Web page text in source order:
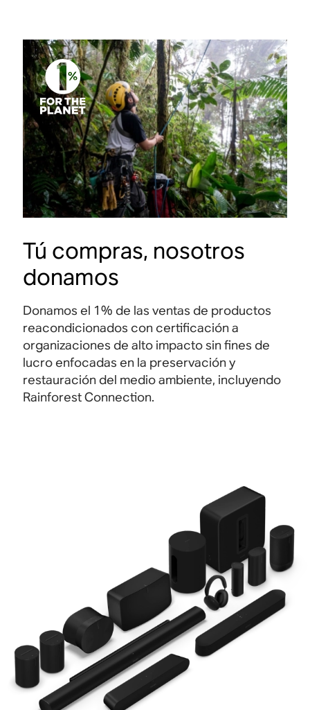
Tú compras, nosotros
donamos
Donamos el 1% de las ventas de productos
reacondicionados con certificación a
organizaciones de alto impacto sin fines de
lucro enfocadas en la preservación y
restauración del medio ambiente, incluyendo
Rainforest Connection.